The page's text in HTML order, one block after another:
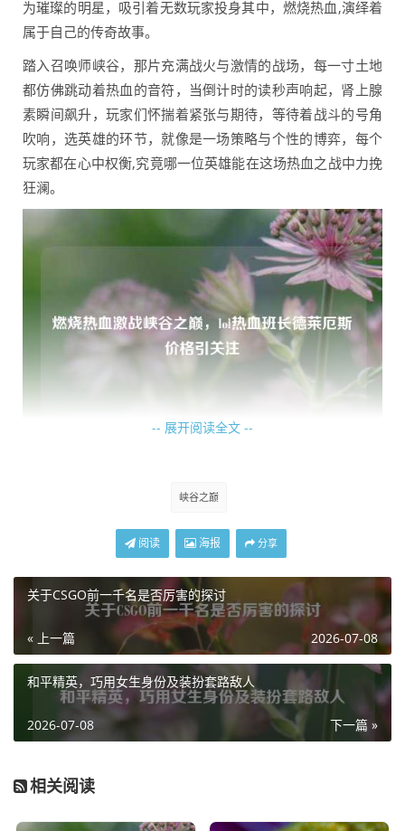
为璀璨的明星，吸引着无数玩家投身其中，燃烧热血,演绎着
属于自己的传奇故事。
踏入召唤师峡谷，那片充满战火与激情的战场，每一寸土地
都仿佛跳动着热血的音符，当倒计时的读秒声响起，肾上腺
素瞬间飙升，玩家们怀揣着紧张与期待，等待着战斗的号角
吹响，选英雄的环节，就像是一场策略与个性的博弈，每个
玩家都在心中权衡,究竟哪一位英雄能在这场热血之战中力挽
狂澜。
自的战场，打野英雄在野区穿梭，敏锐地洞察着每一个机
单玩家则在与对手的对线中，不断碰撞出火花，每一次技能
地图的中央区域，用智慧与技巧掌控着节奏，他们的每一个
决策都可能影响着整个战局的走向；下路的射手和辅助组
合，紧密配合，相互扶持，在枪林弹雨中寻找着输出的空间,
他们的默契是团队胜利的关键一环。
团战打响，那一刻，整个峡谷仿佛被热血点燃，各种技能特
效交织在一起，绚丽夺目却又充满了危险，玩家们喊着激昂
的口号，毫不犹豫地冲向敌人，坦克英雄挺身而出，用身躯
们则在后方疯狂输出，他们的每一次攻击都如同一把利刃，
刺向敌人的心脏，而辅助英雄们，在关键时刻精准地释放技
-- 展开阅读全文 --
峡谷之巅
阅读 海报 分享
关于CSGO前一千名是否厉害的探讨
« 上一篇 2026-07-08
和平精英，巧用女生身份及装扮套路敌人
下一篇 »
2026-07-08
相关阅读